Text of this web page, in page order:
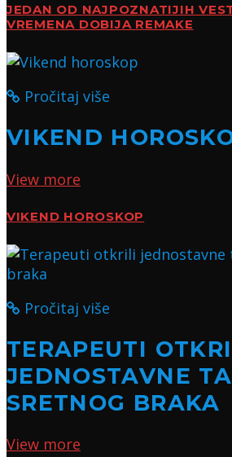
JEDAN OD NAJPOZNATIJIH
VREMENA DOBIJA REMAKE
Pročitaj više
VIKEND
View more
VIKEND HOROSKOP
Pročitaj više
TERAPEUTI
JEDNOSTAVNE
SRETNOG BRAKA
View more